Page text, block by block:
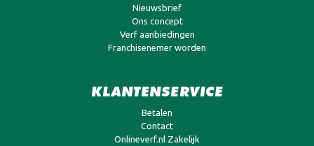
Nieuwsbrief
Ons concept
Verf aanbiedingen
Franchisenemer worden
KLANTENSERVICE
Betalen
Contact
Onlineverf.nl Zakelijk